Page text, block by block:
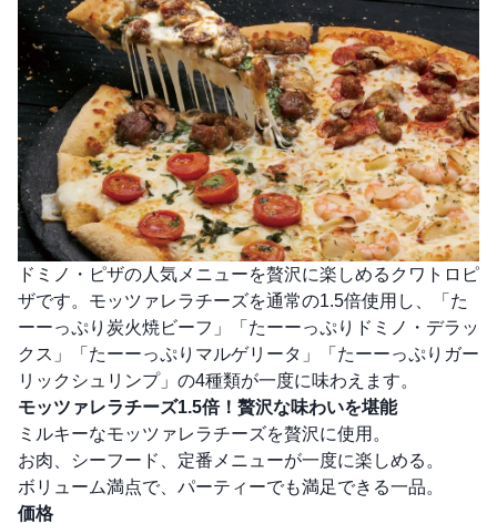
ドミノ・ピザの人気メニューを贅沢に楽しめるクワトロピ
ザです。モッツァレラチーズを通常の1.5倍使用し、「た
ーーっぷり炭火焼ビーフ」「たーーっぷりドミノ・デラッ
クス」「たーーっぷりマルゲリータ」「たーーっぷりガー
リックシュリンプ」の4種類が一度に味わえます。
モッツァレラチーズ1.5倍！贅沢な味わいを堪能
ミルキーなモッツァレラチーズを贅沢に使用。
お肉、シーフード、定番メニューが一度に楽しめる。
ボリューム満点で、パーティーでも満足できる一品。
価格